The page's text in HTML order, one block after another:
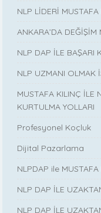
NLP LİDERİ
ANKARA’DA DEĞİŞİM
NLP DAP İLE BAŞARI
NLP UZMANI OLMAK
MUSTAFA KILINÇ İLE
KURTULMA YOLLARI
Profesyonel Koçluk
Dijital Pazarlama
NLPDAP ile MUSTAFA
NLP DAP İLE
NLP DAP İLE